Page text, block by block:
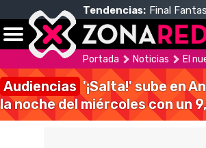
Tendencias: Final
Portada Noticias El
Audiencias '¡Salta!' sube en
la noche del miércoles con un